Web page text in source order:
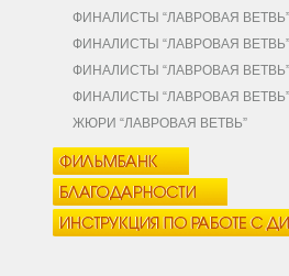
ФИНАЛИСТЫ “ЛАВРОВАЯ
ФИНАЛИСТЫ “ЛАВРОВАЯ ВЕТВЬ”
ФИНАЛИСТЫ “ЛАВРОВАЯ
ФИНАЛИСТЫ “ЛАВРОВАЯ ВЕТВЬ”
ЖЮРИ “ЛАВРОВАЯ ВЕТВЬ”